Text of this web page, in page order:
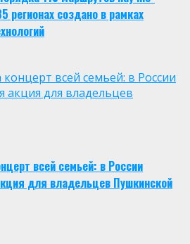
регионах создано в рамках
всей семьей: в России
акция для владельцев
всей семьей: в России
для владельцев Пушкинской